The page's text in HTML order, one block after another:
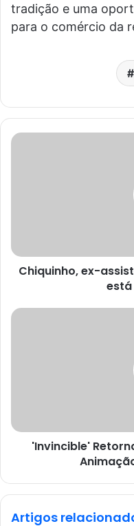
tradição e uma
para o comércio da
Chiquinho, ex-
está
'Invincible'
Artigos